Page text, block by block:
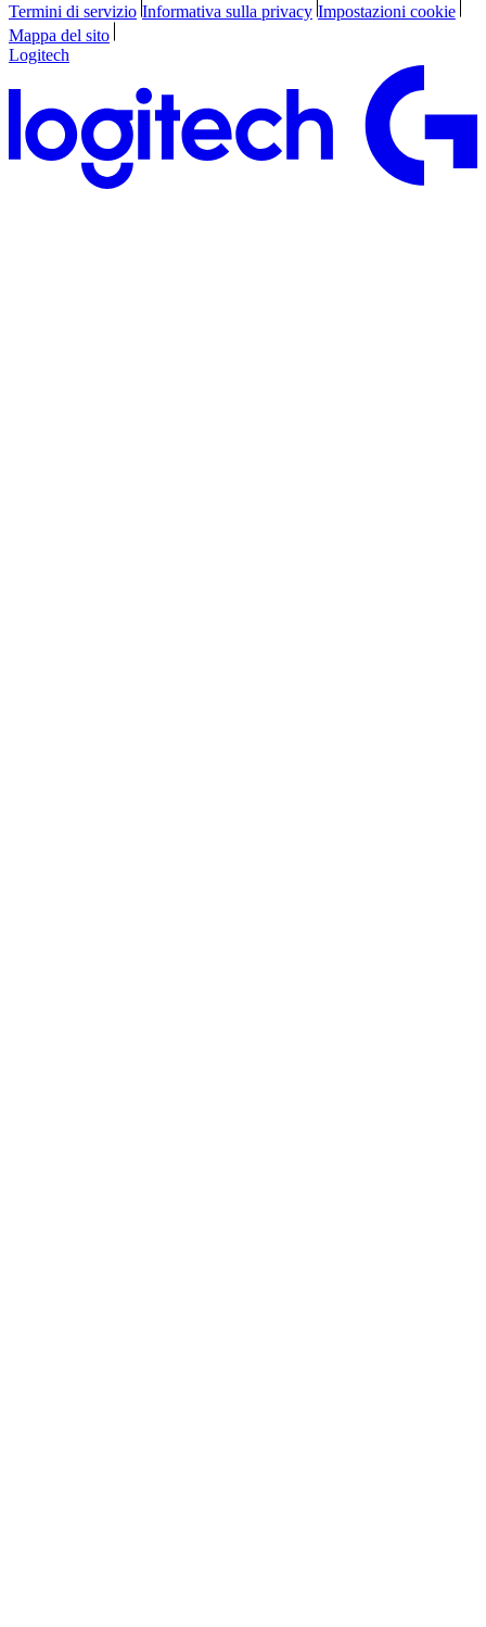
Termini di servizio Informativa sulla privacy Impostazioni cookie
Mappa del sito
Logitech